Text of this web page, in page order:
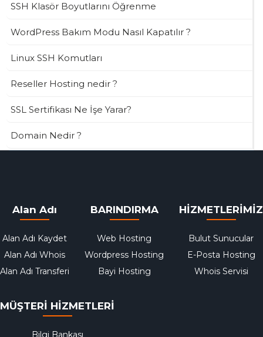
SSH Klasör Boyutlarını Öğrenme
WordPress Bakım Modu Nasıl Kapatılır ?
Linux SSH Komutları
Reseller Hosting nedir ?
SSL Sertifikası Ne İşe Yarar?
Domain Nedir ?
Alan Adı
Alan Adı Kaydet
Alan Adı Whois
Alan Adı Transferi
BARINDIRMA
Web Hosting
Wordpress Hosting
Bayi Hosting
HİZMETLERİMİZ
Bulut Sunucular
E-Posta Hosting
Whois Servisi
MÜŞTERİ HİZMETLERİ
Bilgi Bankası